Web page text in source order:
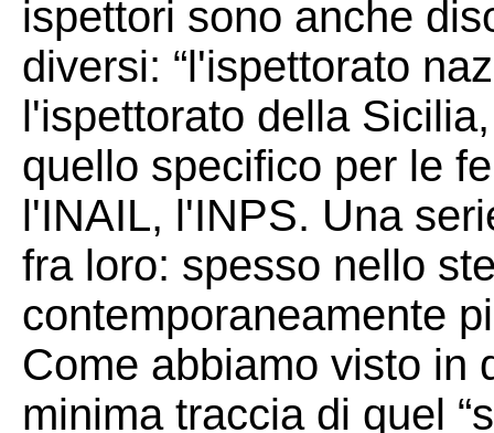
ispettori sono anche
diversi: “l'ispettorato
l'ispettorato della
quello specifico per le
l'INAIL, l'INPS. Una
fra loro: spesso nello
contemporaneamente
Come abbiamo visto in
minima traccia di quel